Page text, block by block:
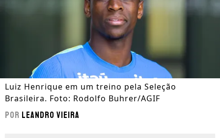
Luiz Henrique em um treino pela Seleção
Brasileira. Foto: Rodolfo Buhrer/AGIF
Por Leandro Vieira